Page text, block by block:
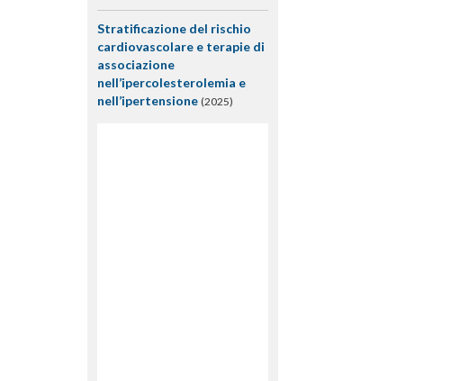
Stratificazione del rischio
cardiovascolare e terapie di
associazione
nell’ipercolesterolemia e
nell’ipertensione (2025)